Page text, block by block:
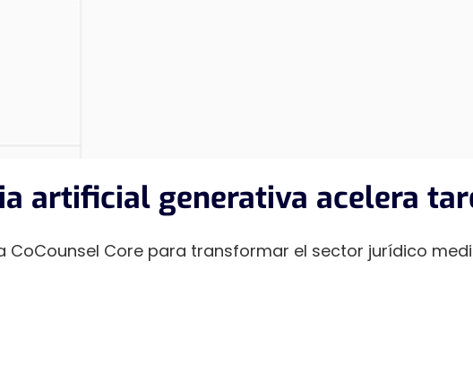
artificial generativa acelera
CoCounsel Core para transformar el sector jurídico